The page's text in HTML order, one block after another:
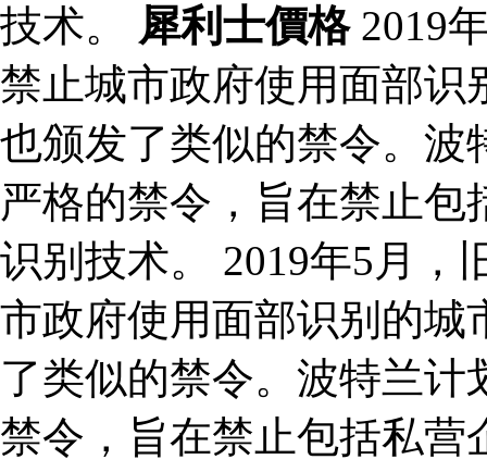
技术。 犀利士價格2019
禁止城市政府使用面部识
也颁发了类似的禁令。波
严格的禁令，旨在禁止
识别技术。 2019年5月，
市政府使用面部识别的城
了类似的禁令。波特兰计
禁令，旨在禁止包括私营